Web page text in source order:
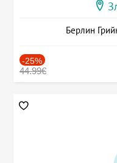
Берлин
-25%
44.99€